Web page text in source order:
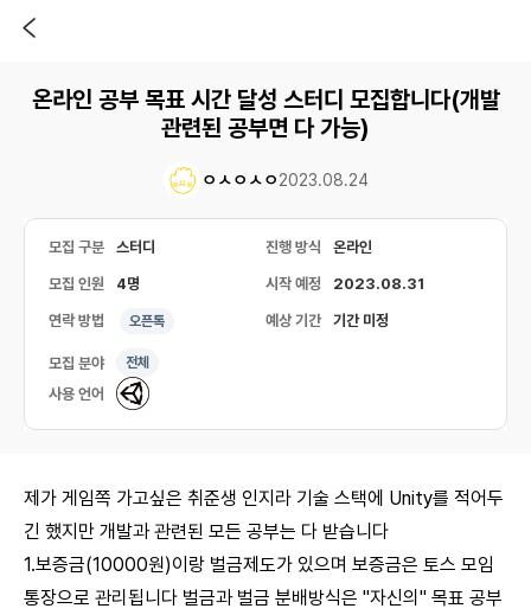
온라인 공부 목표 시간 달성 스터디 모집합니다(개발
관련된 공부면 다 가능)
ㅇㅅㅇㅅㅇ2023.08.24
모집 구분 스터디 진행 방식 온라인
모집 인원 4명 시작 예정 2023.08.31
연락 방법 오픈톡 예상 기간 기간 미정
모집 분야 전체
사용 언어
제가 게임쪽 가고싶은 취준생 인지라 기술 스택에 Unity를 적어두
긴 했지만 개발과 관련된 모든 공부는 다 받습니다
1.보증금(10000원)이랑 벌금제도가 있으며 보증금은 토스 모임
통장으로 관리됩니다 벌금과 벌금 분배방식은 "자신의" 목표 공부